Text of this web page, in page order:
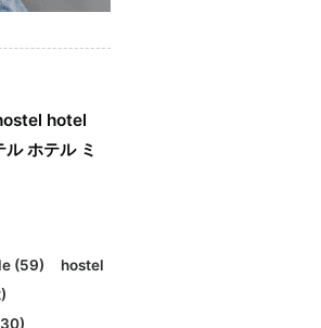
hotel
ル ホテル ミ
(59)
hostel